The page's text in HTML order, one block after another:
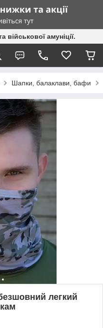
амуніції.
Шапки, балаклави, бафи
легкий